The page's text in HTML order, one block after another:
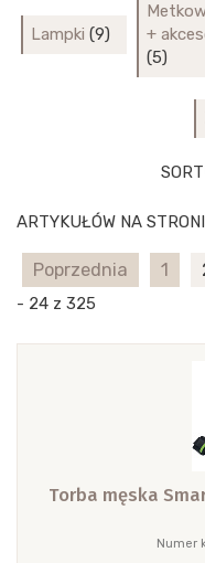
Lampki (9)
+
(5)
ARTYKUŁÓW NA
Poprzednia 1
- 24 z 325
Torba męska
Numer